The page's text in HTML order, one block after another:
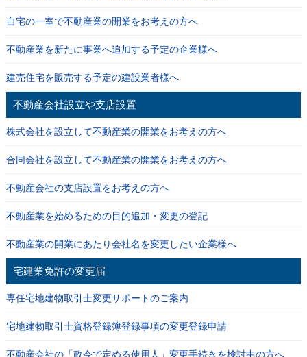
自宅の一室で不動産業の開業をお考えの方へ
不動産業を新たに事業へ追加する予定の企業様へ
建売住宅を販売する予定の建設業者様へ
不動産会社設立や支店設置
株式会社を設立して不動産業の開業をお考えの方へ
合同会社を設立して不動産業の開業をお考えの方へ
不動産会社の支店設置をお考えの方へ
不動産業を始めるための目的追加・変更の登記
不動産業の開業にあたり会社名を変更したい企業様へ
宅建業免許の変更届
専任宅地建物取引士変更サポートのご案内
宅地建物取引士資格登録簿登録事項の変更登録申請
不動産会社の「政令で定める使用人」変更手続きを検討中の方へ